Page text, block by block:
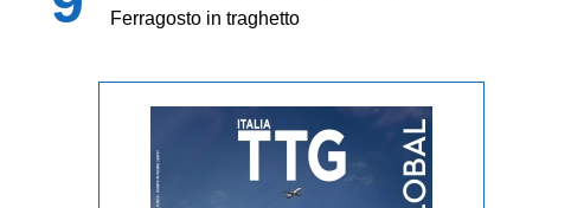
Ferragosto in traghetto